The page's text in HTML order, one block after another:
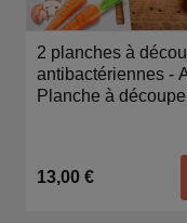
2 planches à
antibactériennes -
Délice
Planche à
13,00 €